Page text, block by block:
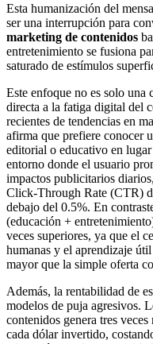
Esta humanización del
ser una interrupción para
marketing de contenidos
entretenimiento se fusiona
saturado de estímulos
Este enfoque no es solo una
directa a la fatiga digital del
recientes de tendencias en
afirma que prefiere conocer
editorial o educativo en
entorno donde el usuario
impactos publicitarios
Click-Through Rate (CTR)
debajo del 0.5%. En
(educación +
veces superiores, ya que el
humanas y el aprendizaje
mayor que la simple oferta
Además, la rentabilidad de
modelos de puja agresivos.
contenidos genera tres
cada dólar invertido,